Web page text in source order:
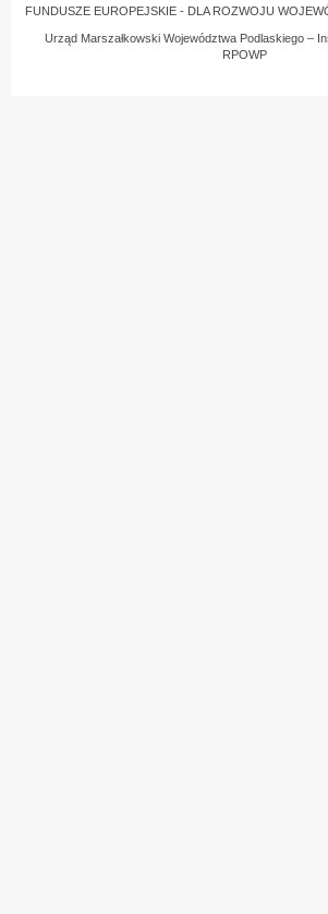
FUNDUSZE EUROPEJSKIE - DLA ROZWOJU
Urząd Marszałkowski Województwa Podlaskiego –
RPOWP